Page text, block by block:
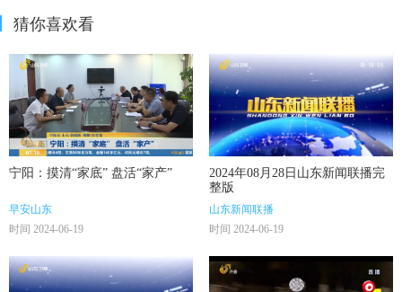
猜你喜欢看
宁阳：摸清“家底” 盘活“家产”
早安山东
时间 2024-06-19
2024年08月28日山东新闻联播完
整版
山东新闻联播
时间 2024-06-19